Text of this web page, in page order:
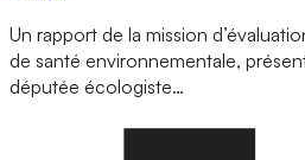
Un rapport de la mission
de santé environnementale,
députée écologiste…